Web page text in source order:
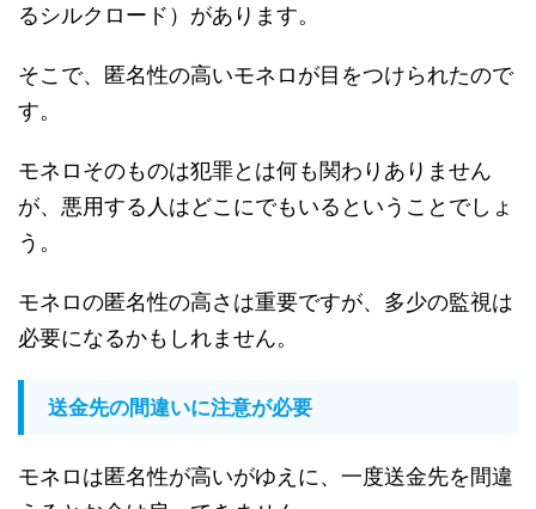
るシルクロード）があります。
そこで、匿名性の高いモネロが目をつけられたので
す。
モネロそのものは犯罪とは何も関わりありません
が、悪用する人はどこにでもいるということでしょ
う。
モネロの匿名性の高さは重要ですが、多少の監視は
必要になるかもしれません。
送金先の間違いに注意が必要
モネロは匿名性が高いがゆえに、一度送金先を間違